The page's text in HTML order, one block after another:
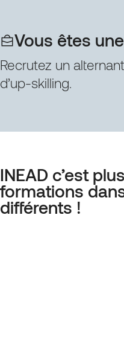
Vous êtes
Recrutez un
d’up-skilling.
INEAD c’est
formations
différents !